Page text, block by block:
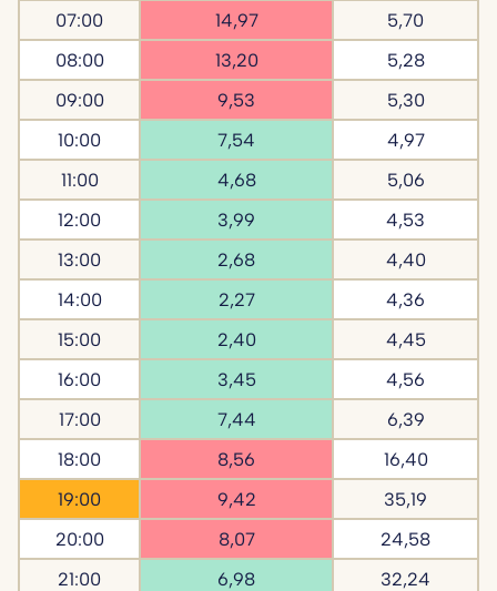
07:00
14,97
5,70
08:00
13,20
5,28
09:00
9,53
5,30
10:00
7,54
4,97
11:00
4,68
5,06
12:00
3,99
4,53
13:00
2,68
4,40
14:00
2,27
4,36
15:00
2,40
4,45
16:00
3,45
4,56
17:00
7,44
6,39
18:00
8,56
16,40
19:00
9,42
35,19
20:00
8,07
24,58
21:00
6,98
32,24